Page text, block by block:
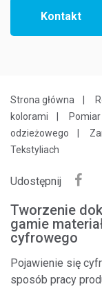
Kontakt
Strona główna
kolorami
odzieżowego
Tekstyliach
Udostępnij
Tworzenie
gamie
cyfrowego
Pojawienie się
sposób pracy